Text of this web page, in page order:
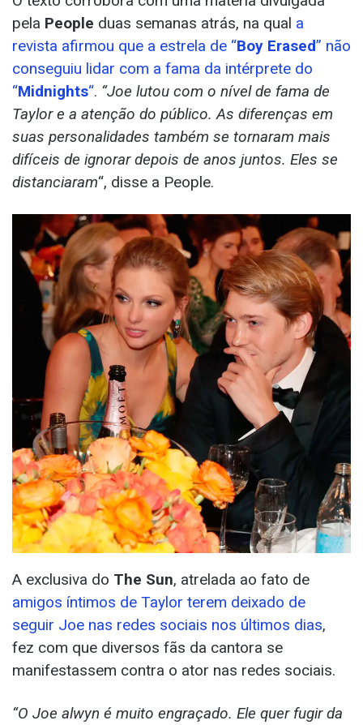
pela People duas semanas atrás, na qual a
revista afirmou que a estrela de “Boy Erased” não
conseguiu lidar com a fama da intérprete do
“Midnights“. “Joe lutou com o nível de fama de
Taylor e a atenção do público. As diferenças em
suas personalidades também se tornaram mais
difíceis de ignorar depois de anos juntos. Eles se
distanciaram“, disse a People.
A exclusiva do The Sun, atrelada ao fato de
amigos íntimos de Taylor terem deixado de
seguir Joe nas redes sociais nos últimos dias,
fez com que diversos fãs da cantora se
manifestassem contra o ator nas redes sociais.
“O Joe alwyn é muito engraçado. Ele quer fugir da